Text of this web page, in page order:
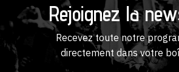
Rejoignez la
Recevez toute notre
directement dans votre